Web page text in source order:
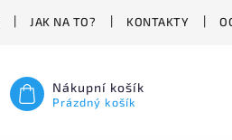
JAK NA TO? KONTAKTY
Nákupní košík
Prázdný košík